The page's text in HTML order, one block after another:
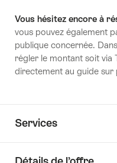
Vous hésitez encore à
vous pouvez également
publique concernée.
régler le montant soit via
directement au guide sur
Services